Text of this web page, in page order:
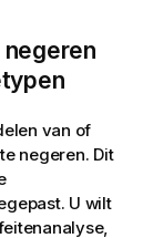
van of
negeren. Dit
U wilt